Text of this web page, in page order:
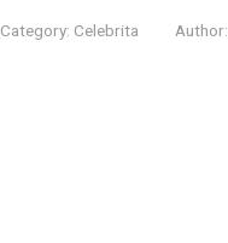
Category: Celebrita Author: